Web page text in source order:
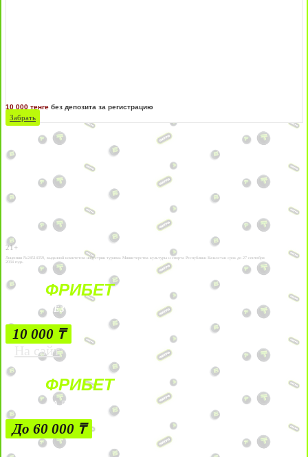
10 000 тенге без депозита за регистрацию
Забрать
21+
Лицензии №24514359, выданной комитетом индустрии туризма Министерства культуры и спорта Республики Казахстан срок до 27 сентября
2034 года.
ФРИБЕТ
БЕЗ УСЛОВИЙ
10 000 ₸
На сайт
ФРИБЕТ
ЗА ДЕПОЗИТЫ
До 60 000 ₸